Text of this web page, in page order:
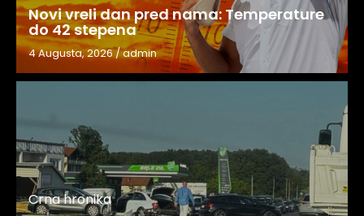
Novi vreli dan pred nama: Temperature
do 42 stepena
4 Augusta, 2026/admin
Crna hronika